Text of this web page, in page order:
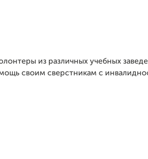
из различных учебных
своим сверстникам с